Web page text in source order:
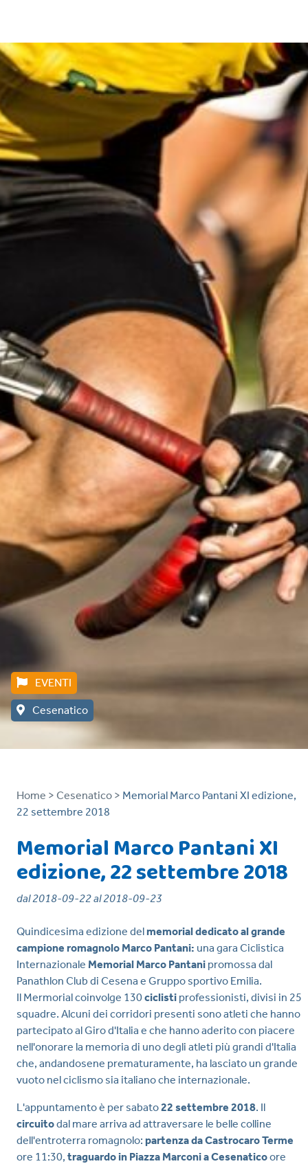
EVENTI
Cesenatico
Home > Cesenatico > Memorial Marco Pantani XI edizione,
22 settembre 2018
Memorial Marco Pantani XI
edizione, 22 settembre 2018
dal 2018-09-22 al 2018-09-23
Quindicesima edizione delmemorial dedicato al grande
campione romagnolo Marco Pantani: una gara Ciclistica
Internazionale Memorial Marco Pantani promossa dal
Panathlon Club di Cesena e Gruppo sportivo Emilia.
Il Mermorial coinvolge 130ciclisti professionisti, divisi in 25
squadre. Alcuni dei corridori presenti sono atleti che hanno
partecipato al Giro d'Italia e che hanno aderito con piacere
nell'onorare la memoria di uno degli atleti più grandi d'Italia
che, andandosene prematuramente, ha lasciato un grande
vuoto nel ciclismo sia italiano che internazionale.
L'appuntamento è per sabato22 settembre 2018. Il
circuitodal mare arriva ad attraversare le belle colline
dell'entroterra romagnolo: partenza da Castrocaro Terme
ore 11:30, traguardo in Piazza Marconi a Cesenaticoore